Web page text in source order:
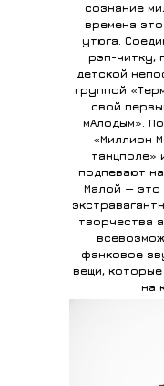
сознание
времена
утюга.
рэп-читку,
детской
группой
свой
мАлодым».
«Миллион
танцполе»
подпевают
Малой — это
творчества
фанковое
вещи,
на